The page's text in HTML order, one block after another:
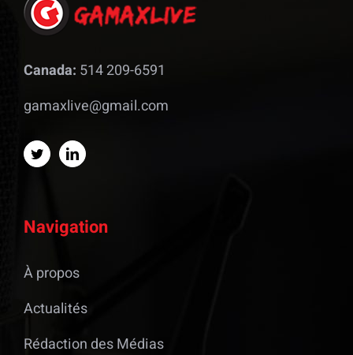
Canada: 514 209-6591
gamaxlive@gmail.com
Navigation
À propos
Actualités
Rédaction des Médias